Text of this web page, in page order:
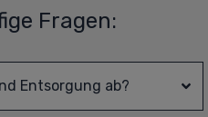
Fragen:
Entsorgung ab?